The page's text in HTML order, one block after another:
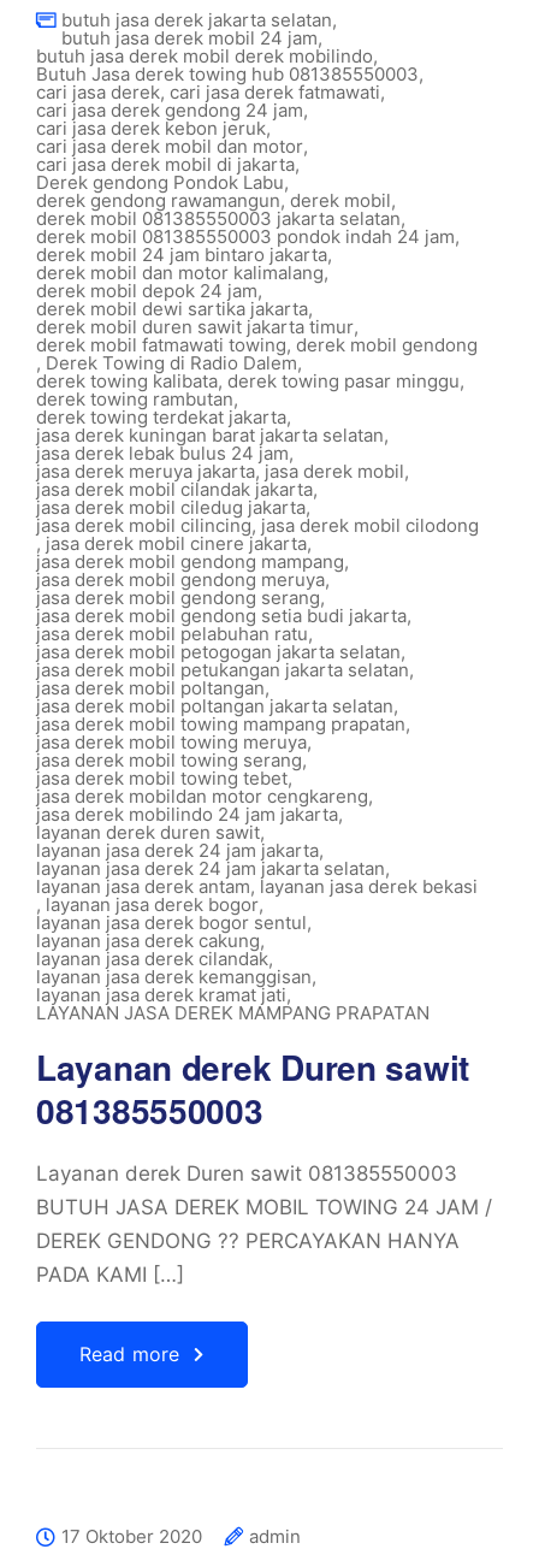
butuh jasa derek jakarta selatan,
butuh jasa derek mobil 24 jam,
butuh jasa derek mobil derek mobilindo,
Butuh Jasa derek towing hub 081385550003,
cari jasa derek, cari jasa derek fatmawati,
cari jasa derek gendong 24 jam,
cari jasa derek kebon jeruk,
cari jasa derek mobil dan motor,
cari jasa derek mobil di jakarta,
Derek gendong Pondok Labu,
derek gendong rawamangun,derek mobil,
derek mobil 081385550003 jakarta selatan,
derek mobil 081385550003 pondok indah 24 jam,
derek mobil 24 jam bintaro jakarta,
derek mobil dan motor kalimalang,
derek mobil depok 24 jam,
derek mobil dewi sartika jakarta,
derek mobil duren sawit jakarta timur,
derek mobil fatmawati towing, derek mobil gendong
, Derek Towing di Radio Dalem,
derek towing kalibata, derek towing pasar minggu,
derek towing rambutan,
derek towing terdekat jakarta,
jasa derek kuningan barat jakarta selatan,
jasa derek lebak bulus 24 jam,
jasa derek meruya jakarta, jasa derek mobil,
jasa derek mobil cilandak jakarta,
jasa derek mobil ciledug jakarta,
jasa derek mobil cilincing, jasa derek mobil cilodong
, jasa derek mobil cinere jakarta,
jasa derek mobil gendong mampang,
jasa derek mobil gendong meruya,
jasa derek mobil gendong serang,
jasa derek mobil gendong setia budi jakarta,
jasa derek mobil pelabuhan ratu,
jasa derek mobil petogogan jakarta selatan,
jasa derek mobil petukangan jakarta selatan,
jasa derek mobil poltangan,
jasa derek mobil poltangan jakarta selatan,
jasa derek mobil towing mampang prapatan,
jasa derek mobil towing meruya,
jasa derek mobil towing serang,
jasa derek mobil towing tebet,
jasa derek mobildan motor cengkareng,
jasa derek mobilindo 24 jam jakarta,
layanan derek duren sawit,
layanan jasa derek 24 jam jakarta,
layanan jasa derek 24 jam jakarta selatan,
layanan jasa derek antam, layanan jasa derek bekasi
, layanan jasa derek bogor,
layanan jasa derek bogor sentul,
layanan jasa derek cakung,
layanan jasa derek cilandak,
layanan jasa derek kemanggisan,
layanan jasa derek kramat jati,
LAYANAN JASA DEREK MAMPANG PRAPATAN
Layanan derek Duren sawit
081385550003
Layanan derek Duren sawit 081385550003
BUTUH JASA DEREK MOBIL TOWING 24 JAM /
DEREK GENDONG ?? PERCAYAKAN HANYA
PADA KAMI […]
Read more
17 Oktober 2020
admin